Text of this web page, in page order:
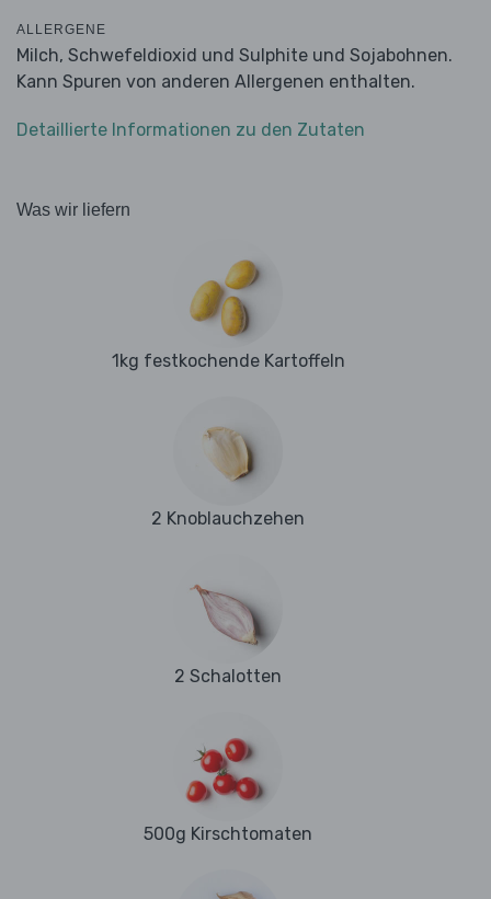
ALLERGENE
Milch, Schwefeldioxid und Sulphite und Sojabohnen.
Kann Spuren von anderen Allergenen enthalten.
Detaillierte Informationen zu den Zutaten
Was wir liefern
1kg festkochende Kartoffeln
2 Knoblauchzehen
2 Schalotten
500g Kirschtomaten